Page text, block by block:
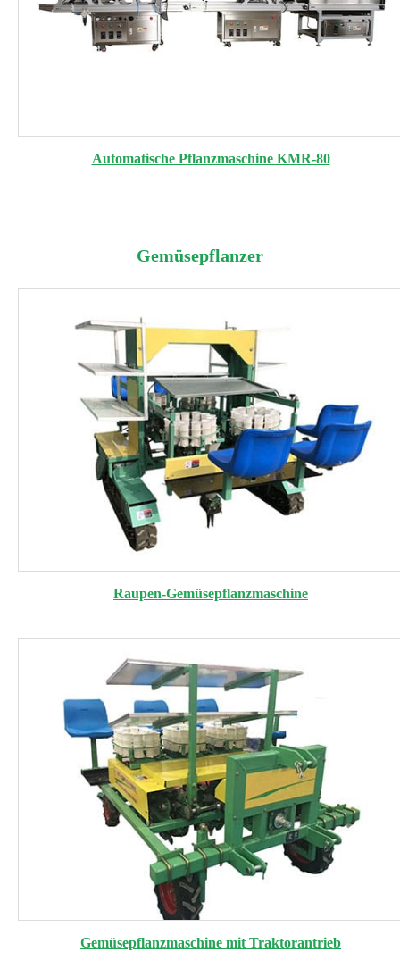
Automatische Pflanzmaschine KMR-80
Gemüsepflanzer
Raupen-Gemüsepflanzmaschine
Gemüsepflanzmaschine mit Traktorantrieb